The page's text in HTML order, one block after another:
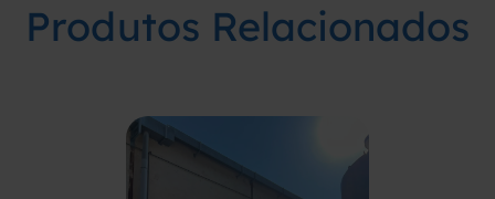
Produtos Relacionados